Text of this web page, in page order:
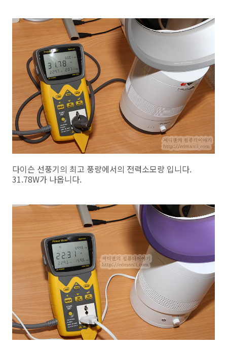
다이슨 선풍기의 최고 풍량에서의 전력소모량 입니다.
31.78W가 나옵니다.